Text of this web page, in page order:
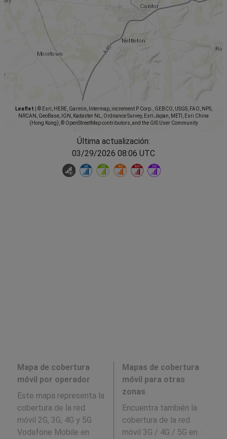
Leaflet
© Esri, HERE, Garmin, Intermap, increment P Corp., GEBCO, USGS, FAO, NPS,
NRCAN, GeoBase, IGN, Kadaster NL, Ordnance Survey, Esri Japan, METI, Esri China
(Hong Kong), © OpenStreetMap contributors, and the GIS User Community
Última actualización:
03/29/2026 08:06 UTC
Mapa de cobertura
móvil por operador
Este mapa representa la
cobertura de la red
móvil 2G, 3G, 4G y 5G
Vodafone Mobile en
Mapas de cobertura
móvil para otras
zonas
Encuentra también la
cobertura de la red
móvil 3G / 4G / 5G en :